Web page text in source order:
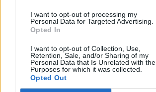
I want to opt-out of processing my
Personal Data for Targeted Advertising.
Opted In
I want to opt-out of Collection, Use,
Retention, Sale, and/or Sharing of my
Personal Data that Is Unrelated with the
Purposes for which it was collected.
Opted Out